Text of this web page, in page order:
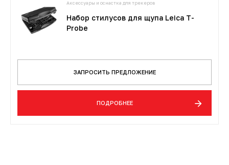
Аксессуары и оснастка для трекеров
Набор стилусов для щупа Leica T-
Probe
ЗАПРОСИТЬ ПРЕДЛОЖЕНИЕ
ПОДРОБНЕЕ